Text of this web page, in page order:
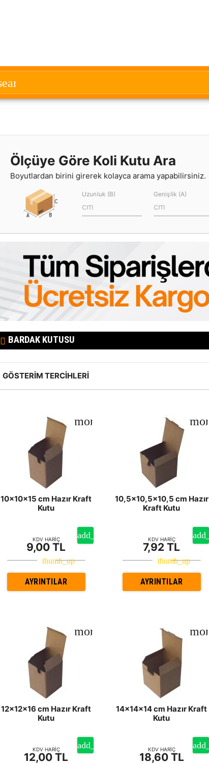
Ölçüye Göre Koli Kutu Ara
Boyutlardan birini girerek kolayca arama yapabilirsiniz.
Uzunluk (B) Genişlik (A)
BARDAK KUTUSU
GÖSTERIM TERCIHLERI
10x10x15 cm Hazır Kraft
Kutu
KDV HARİÇ
9,00 TL
AYRINTILAR
10,5x10,5x10,5 cm Hazır
Kraft Kutu
KDV HARİÇ
7,92 TL
AYRINTILAR
12x12x16 cm Hazır Kraft
Kutu
KDV HARİÇ
12,00 TL
14x14x14 cm Hazır Kraft
Kutu
KDV HARİÇ
18,60 TL